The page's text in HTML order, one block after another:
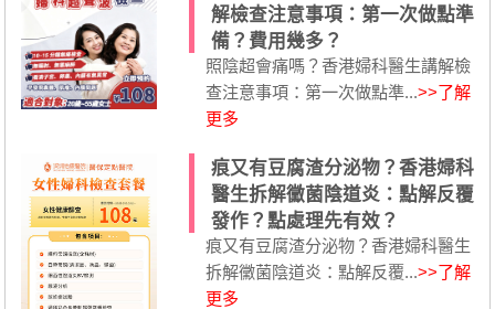
解檢查注意事項：第一次做點準
備？費用幾多？
照陰超會痛嗎？香港婦科醫生講解檢
查注意事項：第一次做點準...>>了解
更多
痕又有豆腐渣分泌物？香港婦科
醫生拆解黴菌陰道炎：點解反覆
發作？點處理先有效？
痕又有豆腐渣分泌物？香港婦科醫生
拆解黴菌陰道炎：點解反覆...>>了解
更多